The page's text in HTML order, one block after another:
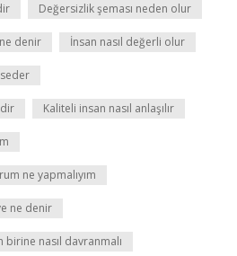
Değersizlik şeması neden olur
denir İnsan nasıl değerli olur
Kaliteli insan nasıl anlaşılır
ne yapmalıyım
ne denir
nasıl davranmalı